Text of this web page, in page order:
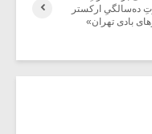
ده‌سالگیِ ارکستر
بادی تهران»